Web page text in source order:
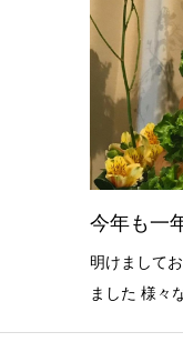
今年も一
明けまして
ました 様々